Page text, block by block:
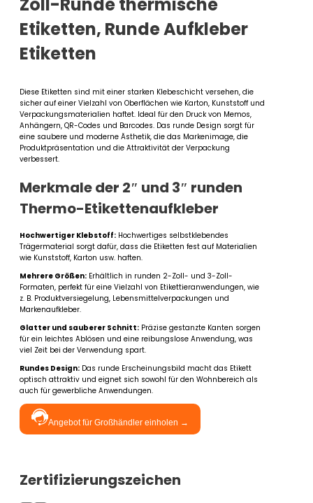
Zoll-Runde thermische
Etiketten, Runde Aufkleber
Etiketten
Diese Etiketten sind mit einer starken Klebeschicht versehen, die
sicher auf einer Vielzahl von Oberflächen wie Karton, Kunststoff und
Verpackungsmaterialien haftet. Ideal für den Druck von Memos,
Anhängern, QR-Codes und Barcodes. Das runde Design sorgt für
eine saubere und moderne Ästhetik, die das Markenimage, die
Produktpräsentation und die Attraktivität der Verpackung
verbessert.
Merkmale der 2″ und 3″ runden
Thermo-Etikettenaufkleber
Hochwertiger Klebstoff: Hochwertiges selbstklebendes
Trägermaterial sorgt dafür, dass die Etiketten fest auf Materialien
wie Kunststoff, Karton usw. haften.
Mehrere Größen: Erhältlich in runden 2-Zoll- und 3-Zoll-
Formaten, perfekt für eine Vielzahl von Etikettieranwendungen, wie
z. B. Produktversiegelung, Lebensmittelverpackungen und
Markenaufkleber.
Glatter und sauberer Schnitt: Präzise gestanzte Kanten sorgen
für ein leichtes Ablösen und eine reibungslose Anwendung, was
viel Zeit bei der Verwendung spart.
Rundes Design: Das runde Erscheinungsbild macht das Etikett
optisch attraktiv und eignet sich sowohl für den Wohnbereich als
auch für gewerbliche Anwendungen.
Angebot für Großhändler einholen →
Zertifizierungszeichen